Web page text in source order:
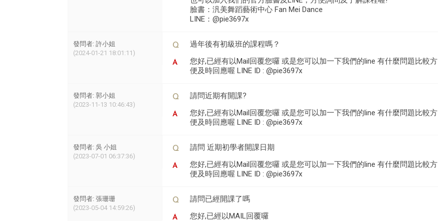
臉書：汎美舞蹈藝術中心 Fan Mei Dance
LINE：@pie3697x
發問者: 許小姐
(2024-01-21 18:01:11)
過年後有初級班的課程嗎？
您好,已經有以Mail回覆您囉 或是您可以加一下我們的line 有什麼問題比較方
便及時回應喔 LINE ID : @pie3697x
發問者: 郭小姐
(2023-11-13 10:46:43)
請問近期有開課?
您好,已經有以Mail回覆您囉 或是您可以加一下我們的line 有什麼問題比較方
便及時回應喔 LINE ID : @pie3697x
發問者: 吳 小姐
(2023-07-01 06:37:36)
請問 近期初學者開課日期
您好,已經有以Mail回覆您囉 或是您可以加一下我們的line 有什麼問題比較方
便及時回應喔 LINE ID : @pie3697x
發問者: 張珊珊
(2023-05-04 14:59:26)
請問已經開課了嗎
您好,已經以MAIL回覆囉